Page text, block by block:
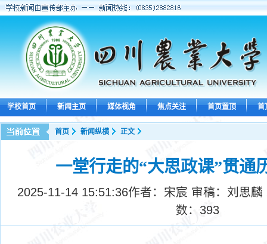
学校首页 新闻主页 媒体视角 焦点关注 首页置顶 首
首页 新闻纵横 正文
一堂行走的“大思政课”贯通
2025-11-14 15:51:36作者：宋宸 审稿：刘思
数： 393